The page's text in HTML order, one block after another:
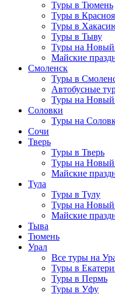
Туры в Тюмень
Туры в
Туры в
Туры в Тыву
Туры на Новый
Майские
Смоленск
Туры в
Автобусные
Туры на Новый
Соловки
Туры на
Сочи
Тверь
Туры в Тверь
Туры на Новый
Майские
Тула
Туры в Тулу
Туры на Новый
Майские
Тыва
Тюмень
Урал
Все туры на
Туры в
Туры в Пермь
Туры в Уфу